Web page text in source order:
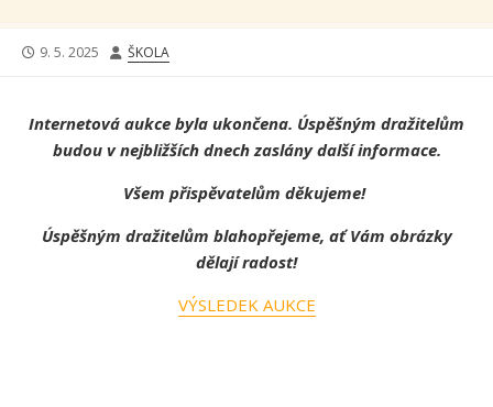
PUBLISHED
9. 5. 2025 AUTHOR
ŠKOLA
Internetová aukce byla ukončena. Úspěšným dražitelům
budou v nejbližších dnech zaslány další informace.
Všem přispěvatelům děkujeme!
Úspěšným dražitelům blahopřejeme, ať Vám obrázky
dělají radost!
VÝSLEDEK AUKCE